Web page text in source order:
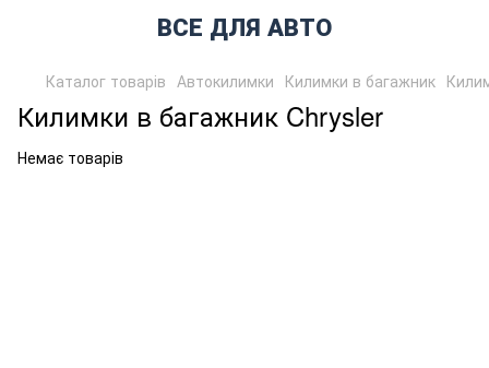
ВСЕ ДЛЯ АВТО
Каталог товарів Автокилимки Килимки в багажник
Килимки в багажник Chrysler
Немає товарів